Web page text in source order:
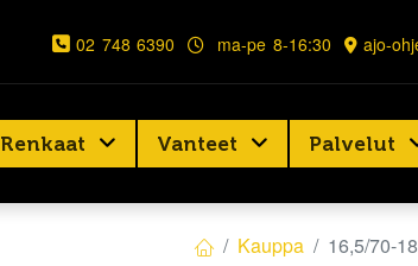
02 748 6390 ma-pe 8-16:30 ajo-
Renkaat Vanteet Palvelut
Kauppa 16,5/70-